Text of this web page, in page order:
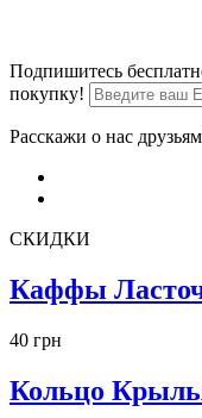
Подпишитесь
покупку!
Расскажи о нас
СКИДКИ
Каффы
40 грн
Кольцо